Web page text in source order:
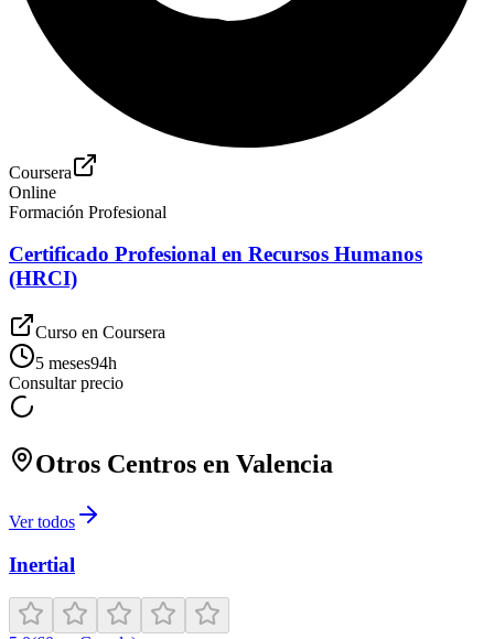
Coursera
Online
Formación Profesional
Certificado Profesional en Recursos Humanos
(HRCI)
Curso en Coursera
5 meses94h
Consultar precio
Otros Centros en Valencia
Ver todos
Inertial